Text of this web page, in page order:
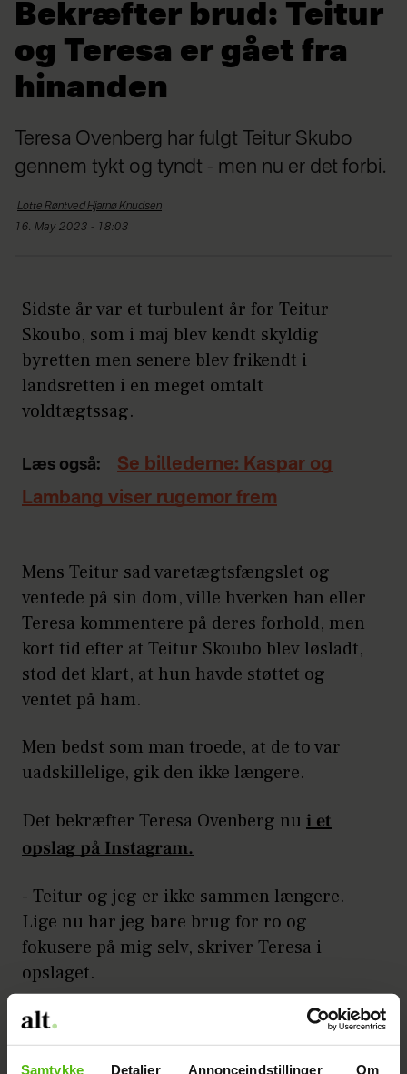
Samtykke Detaljer Annonceindstillinger Om
Bekræfter brud: Teitur
og Teresa er gået fra
hinanden
Teresa Ovenberg har fulgt Teitur Skubo
gennem tykt og tyndt - men nu er det forbi.
Lotte Røntved HjarnøKnudsen
16. May 2023 - 18:03
Sidste år var et turbulent år for Teitur
Skoubo, som i maj blev kendt skyldig
byretten men senere blev frikendt i
landsretten i en meget omtalt
voldtægtssag.
Læs også:
Se billederne: Kaspar og
Lambang viser rugemor frem
Mens Teitur sad varetægtsfængslet og
ventede på sin dom, ville hverken han eller
Teresa kommentere på deres forhold, men
kort tid efter at Teitur Skoubo blev løsladt,
stod det klart, at hun havde støttet og
ventet på ham.
Men bedst som man troede, at de to var
uadskillelige, gik den ikke længere.
Det bekræfter Teresa Ovenberg nu i et
opslag på Instagram.
- Teitur og jeg er ikke sammen længere.
Lige nu har jeg bare brug for ro og
fokusere på mig selv, skriver Teresa i
opslaget.
Læs også:
Afslører nye detaljer om
hemmeligt pigenavn